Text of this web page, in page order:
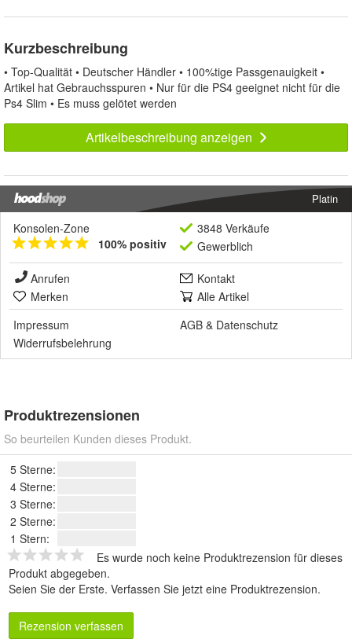
Kurzbeschreibung
• Top-Qualität • Deutscher Händler • 100%tige Passgenauigkeit •
Artikel hat Gebrauchsspuren • Nur für die PS4 geeignet nicht für die
Ps4 Slim • Es muss gelötet werden
Artikelbeschreibung anzeigen
Platin
Konsolen-Zone
100% positiv
3848 Verkäufe
Gewerblich
Anrufen
Kontakt
Merken
Alle Artikel
Impressum
AGB & Datenschutz
Widerrufsbelehrung
Produktrezensionen
So beurteilen Kunden dieses Produkt.
5 Sterne:
4 Sterne:
3 Sterne:
2 Sterne:
1 Stern:
Es wurde noch keine Produktrezension für dieses
Produkt abgegeben.
Seien Sie der Erste. Verfassen Sie jetzt eine Produktrezension.
Rezension verfassen